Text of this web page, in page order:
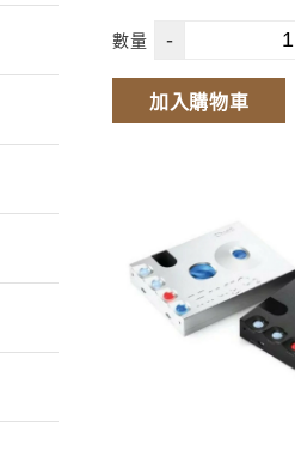
大機
強大的驅動能力 / 多重
級連接選項
航空級鋁材機身，耐用
數量 -
加入購物車